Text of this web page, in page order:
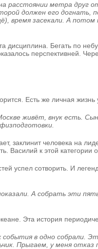
расстоянии метра друг
должен его
время засекали. А
дисциплина. Бегать по
перспективней.
Есть же личная жизнь
живёт, внук есть.
заклинит человека на
Василий к этой
успел сотворить. И
А собрать эти
Эта история
в одно собрали.
Прыгаем, у меня отказ